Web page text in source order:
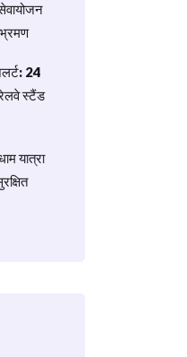
भ्रमण
24
स्टैंड
यात्रा